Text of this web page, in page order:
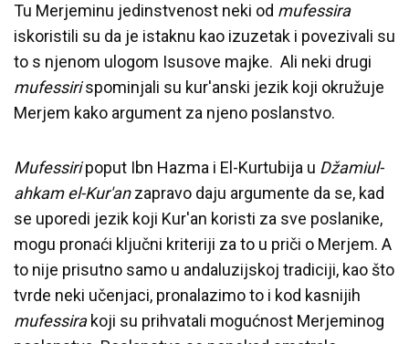
Tu Merjeminu jedinstvenost neki od mufessira
iskoristili su da je istaknu kao izuzetak i povezivali su
to s njenom ulogom Isusove majke. Ali neki drugi
mufessirispominjali su kur'anski jezik koji okružuje
Merjem kako argument za njeno poslanstvo.
Mufessiripoput Ibn Hazma i El-Kurtubija u Džamiul-
ahkam el-Kur'anzapravo daju argumente da se, kad
se uporedi jezik koji Kur'an koristi za sve poslanike,
mogu pronaći ključni kriteriji za to u priči o Merjem. A
to nije prisutno samo u andaluzijskoj tradiciji, kao što
tvrde neki učenjaci, pronalazimo to i kod kasnijih
mufessirakoji su prihvatali mogućnost Merjeminog